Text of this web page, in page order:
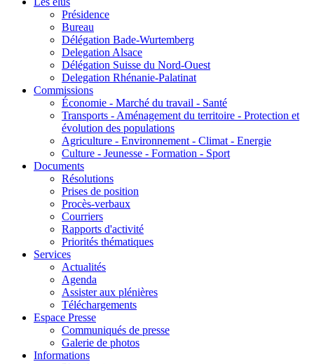
Présidence
Bureau
Délégation Bade-Wurtemberg
Delegation Alsace
Délégation Suisse du Nord-Ouest
Delegation Rhénanie-Palatinat
Commissions
Économie - Marché du travail - Santé
Transports - Aménagement du territoire - Protection et
évolution des populations
Agriculture - Environnement - Climat - Energie
Culture - Jeunesse - Formation - Sport
Documents
Résolutions
Prises de position
Procès-verbaux
Courriers
Rapports d'activité
Priorités thématiques
Services
Actualités
Agenda
Assister aux plénières
Téléchargements
Espace Presse
Communiqués de presse
Galerie de photos
Informations